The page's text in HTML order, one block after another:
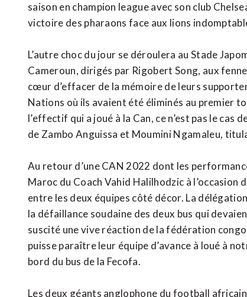
saison en champion league avec son club
victoire des pharaons face aux lions
L’autre choc du jour se déroulera au Stade
Cameroun, dirigés par Rigobert Song, aux
cœur d’effacer de la mémoire de leurs
Nations où ils avaient été éliminés au premier
l’effectif qui a joué à la Can, ce n’est pas le
de Zambo Anguissa et Moumini Ngamaleu,
Au retour d’une CAN 2022 dont les
Maroc du Coach Vahid Halilhodzic à
entre les deux équipes côté décor. La
la défaillance soudaine des deux bus qui
suscité une vive réaction de la fédération
puisse paraître leur équipe d’avance à loué à
bord du bus de la Fecofa.
Les deux géants anglophone du football